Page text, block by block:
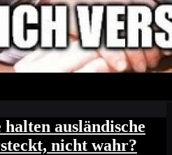
ausländische
nicht wahr?